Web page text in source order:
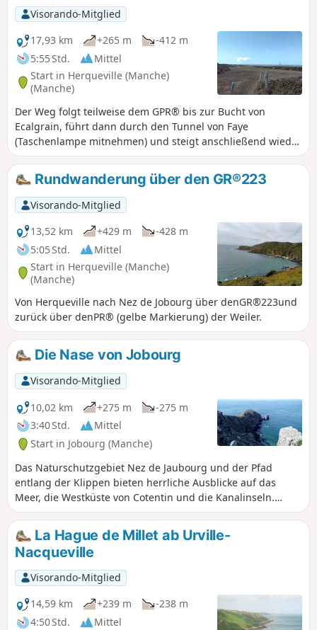
Visorando-Mitglied
17,93 km
+265 m
-412 m
5:55 Std.
Mittel
Start in Herqueville (Manche)
(Manche)
Der Weg folgt teilweise dem GPR® bis zur Bucht von
Ecalgrain, führt dann durch den Tunnel von Faye
(Taschenlampe mitnehmen) und steigt anschließend wieder
auf den GR® ab. Diese Variante ermöglicht es, die
Überreste dieses Bauwerks aus dem Zweiten Weltkrieg zu
sehen und bietet einen schönen Ausblick auf Goury und
seine abgelegene Lage.
Rundwanderung über den GR®223
Visorando-Mitglied
13,52 km
+429 m
-428 m
5:05 Std.
Mittel
Start in Herqueville (Manche)
(Manche)
Von Herqueville nach Nez de Jobourg über denGR®223und
zurück über denPR® (gelbe Markierung) der Weiler.
Die Nase von Jobourg
Visorando-Mitglied
10,02 km
+275 m
-275 m
3:40 Std.
Mittel
Start in Jobourg (Manche)
Das Naturschutzgebiet Nez de Jaubourg und der Pfad
entlang der Klippen bieten herrliche Ausblicke auf das
Meer, die Westküste von Cotentin und die Kanalinseln.
Dieser Rundweg bietet eine herrliche Wanderung auf dem
Klippenpfad und eine Fahrt durch die Bocage mit ihren
charmanten Dörfern.
La Hague de Millet ab Urville-
Nacqueville
Visorando-Mitglied
14,59 km
+239 m
-238 m
4:50 Std.
Mittel